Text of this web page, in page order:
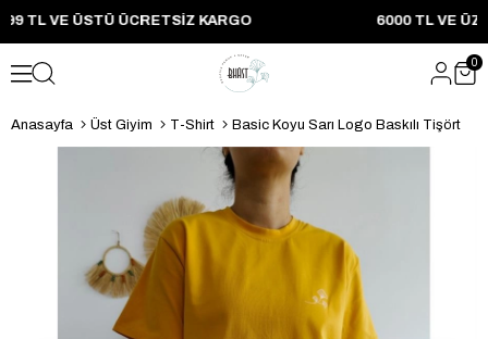
TL VE ÜSTÜ ÜCRETSIZ KARGO 6000 TL VE
0
Anasayfa Üst Giyim T-Shirt Basic Koyu Sarı Logo Baskılı Tişört